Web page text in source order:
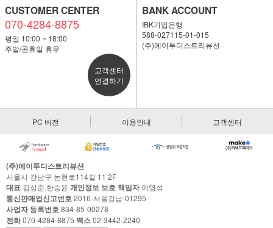
CUSTOMER CENTER
070-4284-8875
평일 10:00 ~ 18:00
주말/공휴일 휴무
고객센터
연결하기
BANK ACCOUNT
IBK기업은행
588-027115-01-015
(주)에이투디스트리뷰션
PC 버전 이용안내 고객센터
(주)에이투디스트리뷰션
서울시 강남구 논현로114길 11 2F
대표 김상준,한승윤 개인정보 보호 책임자이영석
통신판매업신고번호2016-서울강남-01295
사업자 등록번호834-85-00278
전화070-4284-8875 팩스02-3442-2240